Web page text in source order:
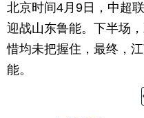
北京时间4月9日，中超
迎战山东鲁能。下半场
惜均未把握住，最终，
能。